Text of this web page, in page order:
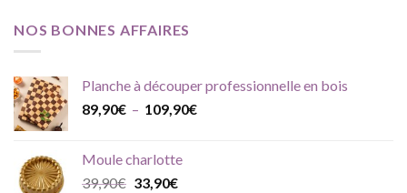
NOS BONNES AFFAIRES
Planche à découper professionnelle en bois
89,90€ – 109,90€Plage
Moule charlotte
39,90€ Le
33,90€Le